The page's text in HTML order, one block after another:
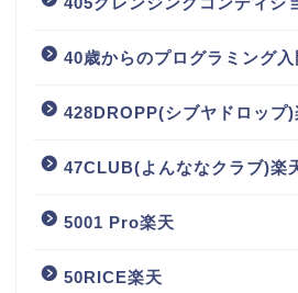
40歳からのプログラミング入
428DROPP(シブヤドロップ)
47CLUB(よんななクラブ)楽
5001 Pro楽天
50RICE楽天